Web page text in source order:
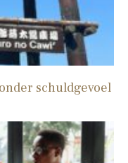
schuldgevoel